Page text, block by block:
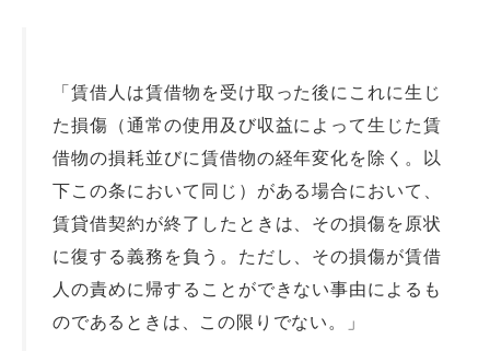
「賃借人は賃借物を受け取った後にこれに生じ
た損傷（通常の使用及び収益によって生じた賃
借物の損耗並びに賃借物の経年変化を除く。以
下この条において同じ）がある場合において、
賃貸借契約が終了したときは、その損傷を原状
に復する義務を負う。ただし、その損傷が賃借
人の責めに帰することができない事由によるも
のであるときは、この限りでない。」